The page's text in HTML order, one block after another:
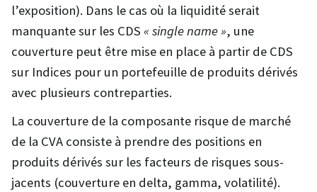
l’exposition). Dans le cas où la liquidité serait
manquante sur les CDS « single name », une
couverture peut être mise en place à partir de CDS
sur Indices pour un portefeuille de produits dérivés
avec plusieurs contreparties.
La couverture de la composante risque de marché
de la CVA consiste à prendre des positions en
produits dérivés sur les facteurs de risques sous-
jacents (couverture en delta, gamma, volatilité).